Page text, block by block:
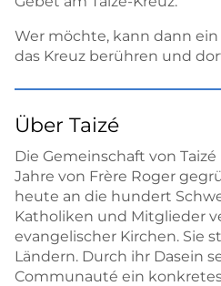
Wer möchte, kann dann
das Kreuz berühren und
Über Taizé
Die Gemeinschaft von
Jahre von Frère Roger
heute an die hundert
Katholiken und Mitglieder
evangelischer Kirchen. Sie
Ländern. Durch ihr Dasein
Communauté ein